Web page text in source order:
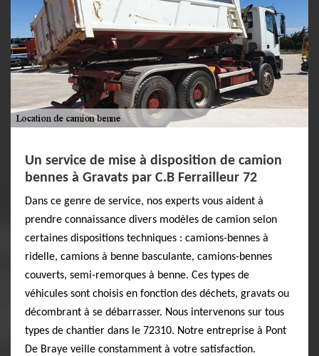
Un service de mise à disposition de camion
bennes à Gravats par C.B Ferrailleur 72
Dans ce genre de service, nos experts vous aident à
prendre connaissance divers modèles de camion selon
certaines dispositions techniques : camions-bennes à
ridelle, camions à benne basculante, camions-bennes
couverts, semi-remorques à benne. Ces types de
véhicules sont choisis en fonction des déchets, gravats ou
décombrant à se débarrasser. Nous intervenons sur tous
types de chantier dans le 72310. Notre entreprise à Pont
De Braye veille constamment à votre satisfaction.